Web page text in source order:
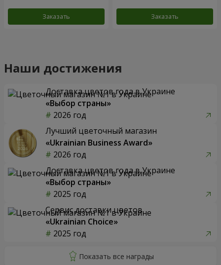
Заказать Заказать
Наши достижения
Доставка цветов года в Украине
«Выбор страны»
2026 год
Лучший цветочный магазин
«Ukrainian Business Award»
2026 год
Доставка цветов года в Украине
«Выбор страны»
2025 год
Сервис доставки цветов
«Ukrainian Choice»
2025 год